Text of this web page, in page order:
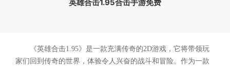
英雄合击1.95合击手游免费
《英雄合击1.95》是一款充满传奇的2D游戏，它将带领玩
家们回到传奇的世界，体验令人兴奋的战斗和冒险。作为一款